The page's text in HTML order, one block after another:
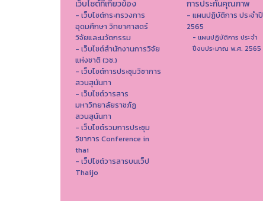
เว็บไซต์ที่เกี่ยวข้อง
- เว็บไซต์กระทรวงการ
อุดมศึกษา วิทยาศาสตร์
วิจัยและนวัตกรรม
- เว็บไซต์สำนักงานการวิจัย
แห่งชาติ (วช.)
- เว็บไซต์การประชุมวิชาการ
สวนสุนันทา
- เว็บไซต์วารสาร
มหาวิทยาลัยราชภัฏ
สวนสุนันทา
- เว็บไซต์รวมการประชุม
วิชาการ Conference in
thai
- เว็ปไซต์วารสารบนเว็ป
Thaijo
การประกันคุณภาพ
- แผนปฏิบัติการ ประจำปี
2565
- แผนปฏิบัติการ ประจำ
ปีงบประมาณ พ.ศ. 2565